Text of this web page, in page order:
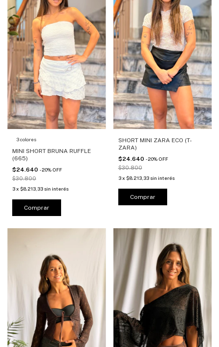
3 colores
MINI SHORT BRUNA RUFFLE
(665)
$24.640 -20% OFF
$30.800
3x $8.213,33 sin interés
Comprar
SHORT MINI ZARA ECO (T-
ZARA)
$24.640 -20% OFF
$30.800
3 x $8.213,33 sin interés
Comprar